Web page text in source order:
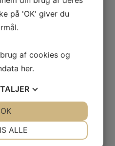
vedr. et uforpligtende
på 'OK' giver du
af cookies og
her.
ALLE
OK